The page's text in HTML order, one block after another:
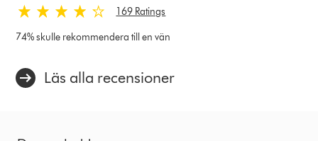
169 Ratings
74% skulle rekommendera till en vän
Läs alla recensioner